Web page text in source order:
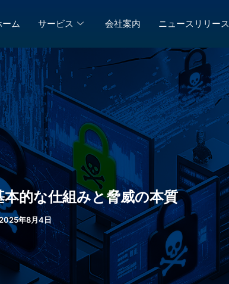
ーム サービス 会社案内 ニュースリリース
的な仕組みと脅威の本質
年8月4日